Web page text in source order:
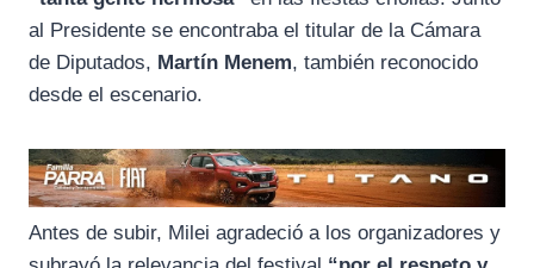
al Presidente se encontraba el titular de la Cámara
de Diputados, Martín Menem, también reconocido
desde el escenario.
Antes de subir, Milei agradeció a los organizadores y